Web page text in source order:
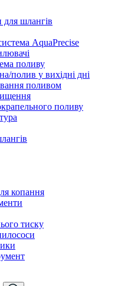
для шлангів
AquaPrecise
поливу
полив у вихідні дні
поливом
поливу
копання
тиску